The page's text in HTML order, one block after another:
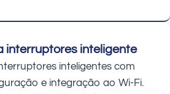
interruptores inteligente
inteligentes com
e integração ao Wi-Fi.